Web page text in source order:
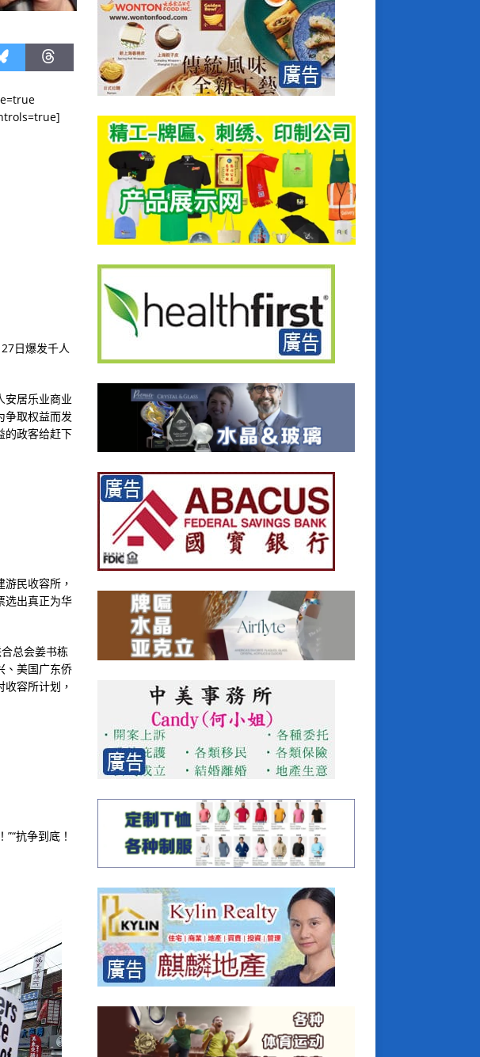
日爆发千人
安居乐业商业
争取权益而发
的政客给赶下
民收容所，
选出真正为华
总会姜书栋
、美国广东侨
容所计划，
抗争到底！